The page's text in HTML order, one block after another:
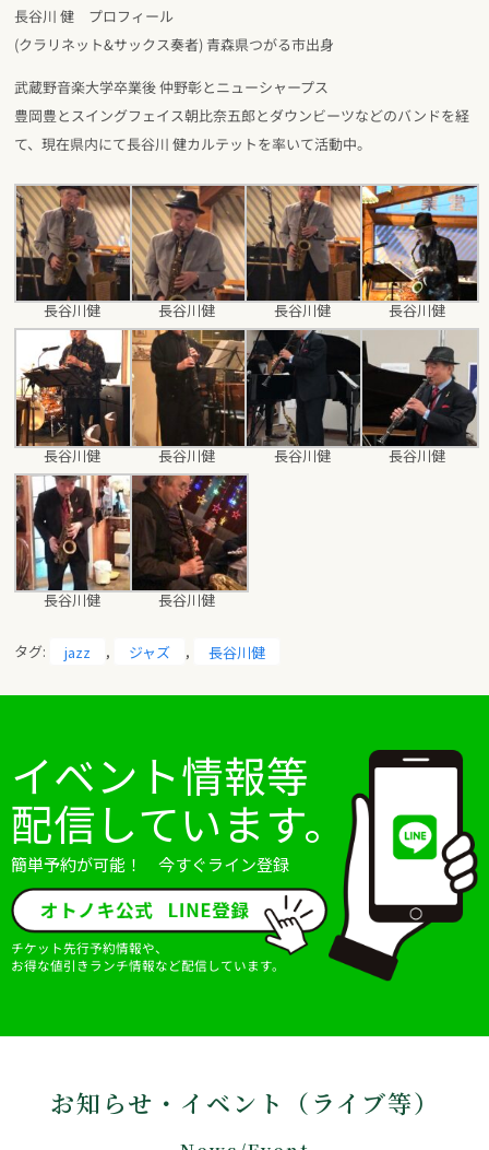
長谷川 健 プロフィール
(クラリネット&サックス奏者) 青森県つがる市出身
武蔵野音楽大学卒業後 仲野彰とニューシャープス
豊岡豊とスイングフェイス朝比奈五郎とダウンビーツなどのバンドを経
て、現在県内にて長谷川 健カルテットを率いて活動中。
長谷川健 長谷川健 長谷川健 長谷川健
長谷川健 長谷川健 長谷川健 長谷川健
長谷川健 長谷川健
タグ: jazz , ジャズ , 長谷川健
イベント情報等
配信しています。
簡単予約が可能！ 今すぐライン登録
チケット先行予約情報や、
お得な値引きランチ情報など配信しています。
お知らせ・イベント（ライブ等）